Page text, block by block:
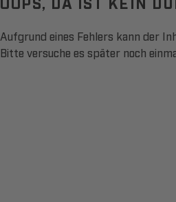
Aufgrund eines Fehlers kann der
Bitte versuche es später noch